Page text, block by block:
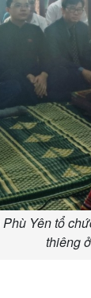
Phù Yên tổ
thiêng